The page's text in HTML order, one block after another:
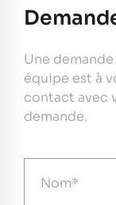
Une
équipe est à
contact avec
demande.